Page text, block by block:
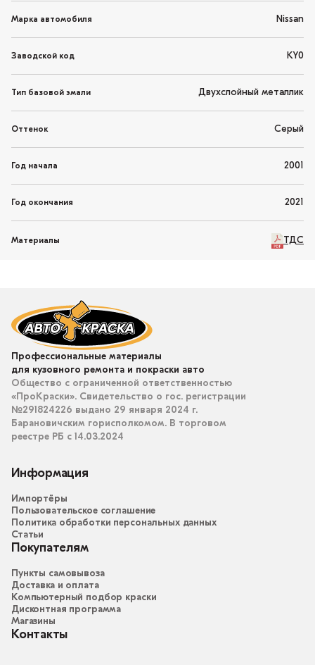
Марка автомобиля Nissan
Заводской код KY0
Тип базовой эмали Двухслойный металлик
Оттенок Серый
Год начала 2001
Год окончания 2021
Материалы ТДС
Профессиональные материалы
для кузовного ремонта и покраски авто
Общество с ограниченной ответственностью
«ПроКраски». Свидетельство о гос. регистрации
№291824226 выдано 29 января 2024 г.
Барановичским горисполкомом. В торговом
реестре РБ с 14.03.2024
Информация
Импортёры
Пользовательское соглашение
Политика обработки персональных данных
Статьи
Покупателям
Пункты самовывоза
Доставка и оплата
Компьютерный подбор краски
Дисконтная программа
Магазины
Контакты